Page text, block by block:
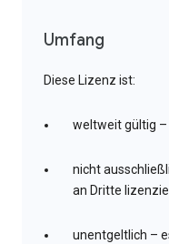
Umfang
Diese Lizenz ist:
weltweit gültig –
nicht
an Dritte
unentgeltlich –